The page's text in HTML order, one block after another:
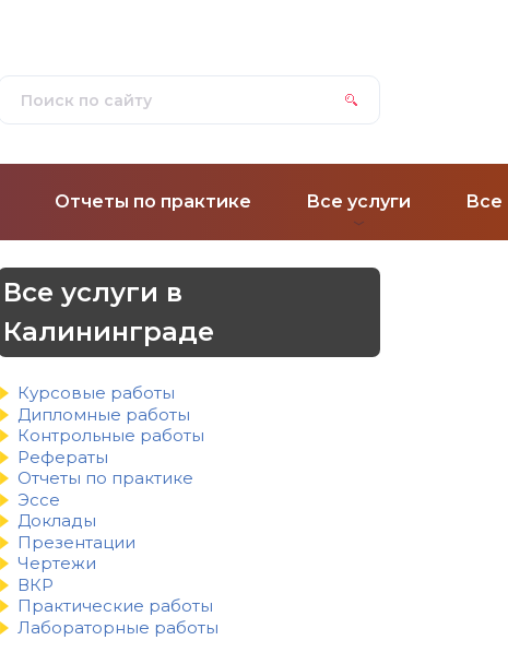
Отчеты по практике Все услуги Все
Все услуги в
Калининграде
Курсовые работы
Дипломные работы
Контрольные работы
Рефераты
Отчеты по практике
Эссе
Доклады
Презентации
Чертежи
ВКР
Практические работы
Лабораторные работы